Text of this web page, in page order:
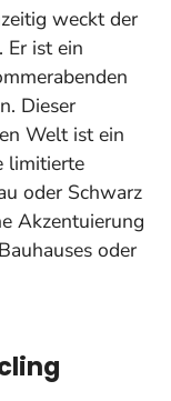
weckt der
. Er ist ein
Dieser
Welt ist ein
limitierte
oder Schwarz
Akzentuierung
oder